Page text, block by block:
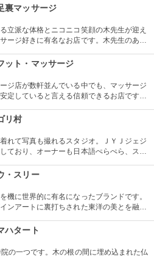
ツなどオリジナルグッズも人気です。
裏マッサージ
立派な体格とニコニコ笑顔の木先生が迎え
ージ好きに有名なお店です。木先生のあた
）
ット・マッサージ
ジ店が数軒並んでいる中でも、マッサージ
定していると言える信頼できるお店です。
リ村
れて写真も撮れるスタジオ。ＪＹＪジェジ
ており、オーナーも日本語ぺらぺら、スタ
の衣装も沢山あり、カップル写真に家族写
にもってこい。
・スリー
機に世界的に有名になったブランドです。
ンアートに裏打ちされた東洋の美とを融合
ハタート
の一つです。木の根の間に埋め込まれた仏